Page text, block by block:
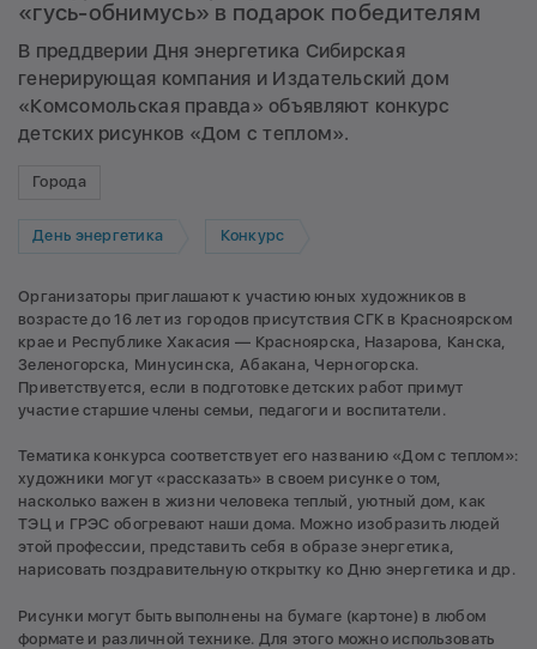
«гусь-обнимусь» в подарок победителям
В преддверии Дня энергетика Сибирская
генерирующая компания и Издательский дом
«Комсомольская правда» объявляют конкурс
детских рисунков «Дом с теплом».
Города
День энергетика Конкурс
Организаторы приглашают к участию юных художников в
возрасте до 16 лет из городов присутствия СГК в Красноярском
крае и Республике Хакасия — Красноярска, Назарова, Канска,
Зеленогорска, Минусинска, Абакана, Черногорска.
Приветствуется, если в подготовке детских работ примут
участие старшие члены семьи, педагоги и воспитатели.
Тематика конкурса соответствует его названию «Дом с теплом»:
художники могут «рассказать» в своем рисунке о том,
насколько важен в жизни человека теплый, уютный дом, как
ТЭЦ и ГРЭС обогревают наши дома. Можно изобразить людей
этой профессии, представить себя в образе энергетика,
нарисовать поздравительную открытку ко Дню энергетика и др.
Рисунки могут быть выполнены на бумаге (картоне) в любом
формате и различной технике. Для этого можно использовать